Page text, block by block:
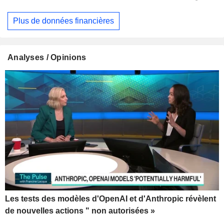
Plus de données financières
Analyses / Opinions
Les tests des modèles d'OpenAI et d'Anthropic révèlent
de nouvelles actions " non autorisées »